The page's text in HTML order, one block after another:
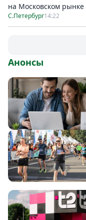
на Московском рынке
С.Петербург14:22
Анонсы